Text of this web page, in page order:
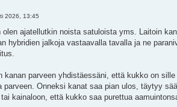
2026, 13:45
olen ajatellutkin noista satuloista yms. Laitoin
hybridien jalkoja vastaavalla tavalla ja ne
kanan parveen yhdistäessäni, että kukko on sille
parveen. Onneksi kanat saa pian ulos, täytyy
kainaloon, että kukko saa purettua